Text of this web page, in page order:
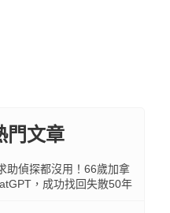
門文章
助偵探都沒用！66歲加拿
，成功找回失散50年